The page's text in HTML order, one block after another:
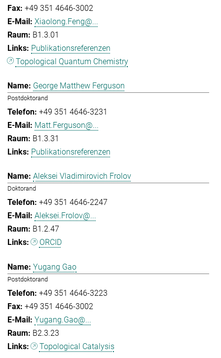
+49 351 4646-3002
Xiaolong.Feng@...
B1.3.01
Publikationsreferenzen
Topological Quantum Chemistry
George Matthew Ferguson
Postdoktorand
+49 351 4646-3231
Matt.Ferguson@...
B1.3.31
Publikationsreferenzen
Aleksei Vladimirovich Frolov
Doktorand
+49 351 4646-2247
Aleksei.Frolov@...
B1.2.47
ORCID
Yugang Gao
Postdoktorand
+49 351 4646-3223
+49 351 4646-3002
Yugang.Gao@...
B2.3.23
Topological Catalysis